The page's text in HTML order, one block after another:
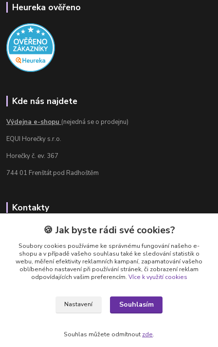
Heureka ověřeno
Kde nás najdete
Výdejna e-shopu (nejedná se o prodejnu)
EQUI Horečky s.r.o.
Horečky č. ev. 367
744 01 Frenštát pod Radhoštěm
Kontakty
Radka Chamrádová
+420 737 484 708
Výdejna e-shopu: Po-Ne, 8-20 hod.
info@equi-horecky.cz
Frenštát pod Radhoštěm, C 93460 vedená u Krajského soudu v Ostravě
🍪 Jak byste rádi své cookies?
Soubory cookies používáme ke správnému fungování našeho e-
shopu a v případě vašeho souhlasu také ke sledování statistik o
webu, měření efektivity reklamních kampaní, zapamatování vašeho
oblíbeného nastavení při používání stránek, či zobrazení reklam
odpovídajících vašim preferencím. Více k využití cookies
Nastavení Souhlasím
Souhlas můžete odmítnout zde.